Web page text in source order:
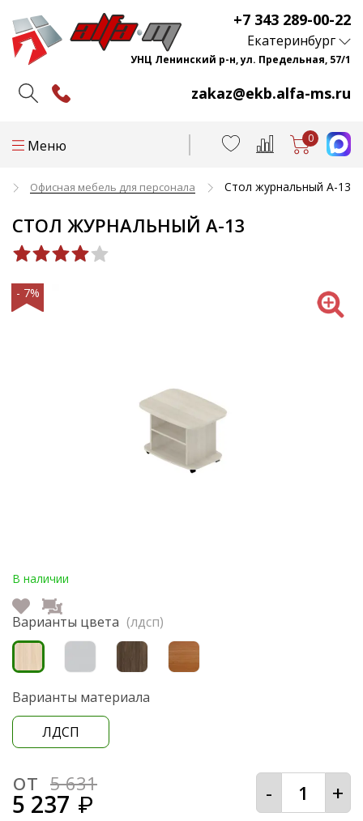
+7 343 289-00-22
zakaz@ekb.alfa-ms.ru
Екатеринбург
УНЦ Ленинский р-н, ул. Предельная, 57/1
Меню 0
Офисная мебель для персонала Стол журнальный А-13
СТОЛ ЖУРНАЛЬНЫЙ А-13
- 7%
В наличии
Варианты цвета (лдсп)
Варианты материала
ЛДСП
от 5 631
5 237 ₽ - +